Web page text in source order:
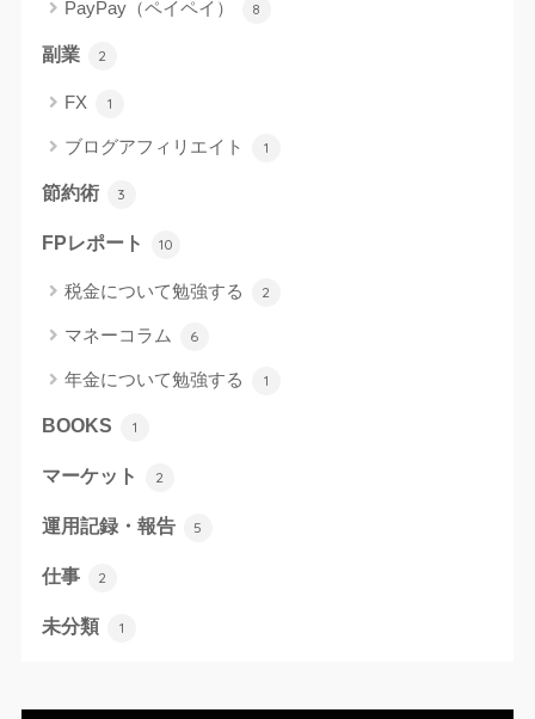
PayPay（ペイペイ） 8
副業 2
FX 1
ブログアフィリエイト 1
節約術 3
FPレポート 10
税金について勉強する 2
マネーコラム 6
年金について勉強する 1
BOOKS 1
マーケット 2
運用記録・報告 5
仕事 2
未分類 1